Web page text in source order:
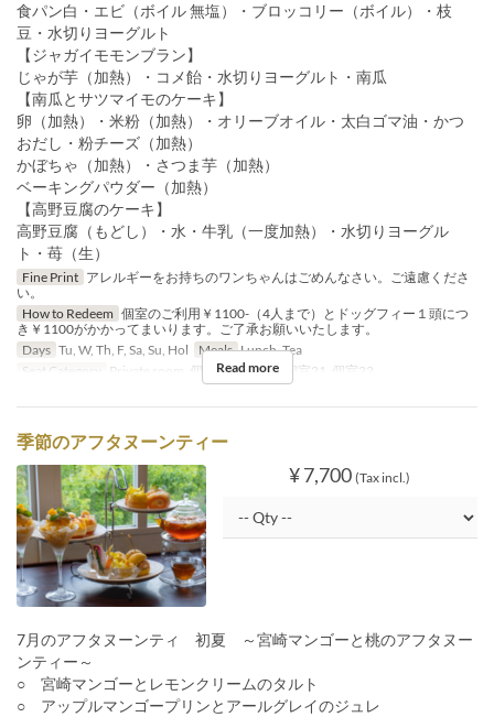
食パン白・エビ（ボイル 無塩）・ブロッコリー（ボイル）・枝
豆・水切りヨーグルト
【ジャガイモモンブラン】
じゃが芋（加熱）・コメ飴・水切りヨーグルト・南瓜
【南瓜とサツマイモのケーキ】
卵（加熱）・米粉（加熱）・オリーブオイル・太白ゴマ油・かつ
おだし・粉チーズ（加熱）
かぼちゃ（加熱）・さつま芋（加熱）
ベーキングパウダー（加熱）
【高野豆腐のケーキ】
高野豆腐（もどし）・水・牛乳（一度加熱）・水切りヨーグル
ト・苺（生）
Fine Print アレルギーをお持ちのワンちゃんはごめんなさい。ご遠慮くださ
い。
How to Redeem 個室のご利用￥1100-（4人まで）とドッグフィー１頭につ
き￥1100がかかってまいります。ご了承お願いいたします。
Days Tu, W, Th, F, Sa, Su, Hol Meals Lunch, Tea
Seat Category
Private room, 個室19, 個室20, 個室21, 個室22
Read more
季節のアフタヌーンティー
¥ 7,700 (Tax incl.)
7月のアフタヌーンティ 初夏 ～宮崎マンゴーと桃のアフタヌー
ンティー～
○ 宮崎マンゴーとレモンクリームのタルト
○ アップルマンゴープリンとアールグレイのジュレ